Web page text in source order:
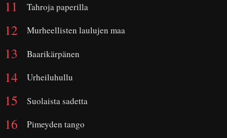
Tahroja paperilla
Murheellisten laulujen maa
Baarikärpänen
Urheiluhullu
Suolaista sadetta
Pimeyden tango